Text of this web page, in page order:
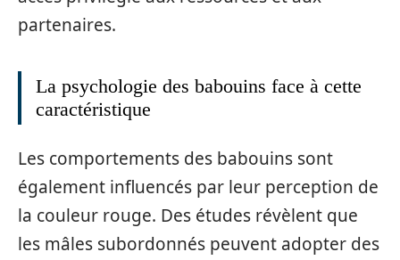
partenaires.
La psychologie des babouins face à cette
caractéristique
Les comportements des babouins sont
également influencés par leur perception de
la couleur rouge. Des études révèlent que
les mâles subordonnés peuvent adopter des